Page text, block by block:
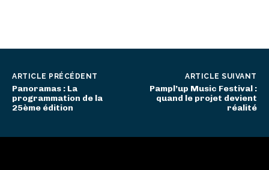
ARTICLE PRÉCÉDENT
Panoramas : La
programmation de la
25ème édition
ARTICLE SUIVANT
Pampl’up Music Festival :
quand le projet devient
réalité